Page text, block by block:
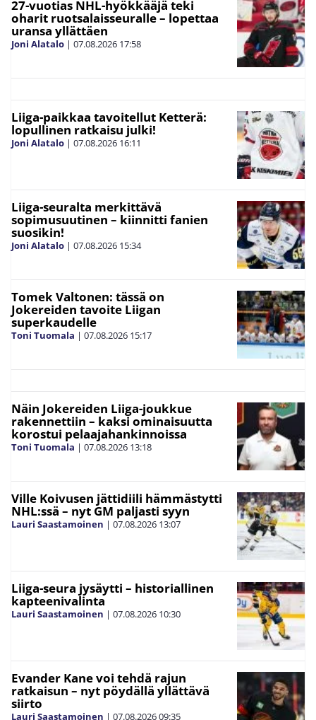
27-vuotias NHL-hyökkääjä teki
oharit ruotsalaisseuralle – lopettaa
uransa yllättäen
Joni Alatalo | 07.08.2026 17:58
Liiga-paikkaa tavoitellut Ketterä:
lopullinen ratkaisu julki!
Joni Alatalo | 07.08.2026 16:11
Liiga-seuralta merkittävä
sopimusuutinen – kiinnitti fanien
suosikin!
Joni Alatalo | 07.08.2026 15:34
Tomek Valtonen: tässä on
Jokereiden tavoite Liigan
superkaudelle
Toni Tuomala | 07.08.2026 15:17
Näin Jokereiden Liiga-joukkue
rakennettiin – kaksi ominaisuutta
korostui pelaajahankinnoissa
Toni Tuomala | 07.08.2026 13:18
Ville Koivusen jättidiili hämmästytti
NHL:ssä – nyt GM paljasti syyn
Lauri Saastamoinen | 07.08.2026 13:07
Liiga-seura jysäytti – historiallinen
kapteenivalinta
Lauri Saastamoinen | 07.08.2026 10:30
Evander Kane voi tehdä rajun
ratkaisun – nyt pöydällä yllättävä
siirto
Lauri Saastamoinen | 07.08.202609:35